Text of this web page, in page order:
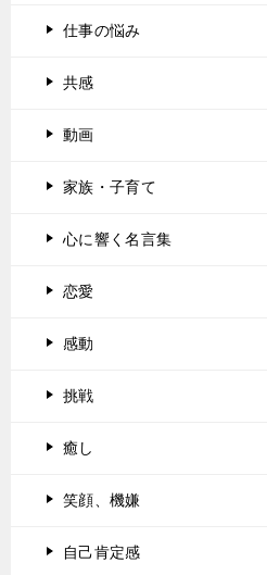
仕事の悩み
共感
動画
家族・子育て
心に響く名言集
恋愛
感動
挑戦
癒し
笑顔、機嫌
自己肯定感